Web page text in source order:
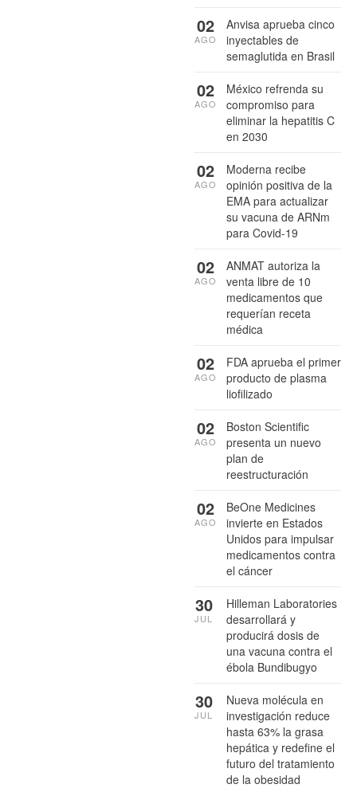
Anvisa aprueba cinco
inyectables de
semaglutida en Brasil
02
AGO
México refrenda su
compromiso para
eliminar la hepatitis C
en 2030
02
AGO
Moderna recibe
opinión positiva de la
EMA para actualizar
su vacuna de ARNm
para Covid-19
02
AGO
ANMAT autoriza la
venta libre de 10
medicamentos que
requerían receta
médica
02
AGO
FDA aprueba el primer
producto de plasma
liofilizado
02
AGO
Boston Scientific
presenta un nuevo
plan de
reestructuración
02
AGO
BeOne Medicines
invierte en Estados
Unidos para impulsar
medicamentos contra
el cáncer
02
AGO
Hilleman Laboratories
desarrollará y
producirá dosis de
una vacuna contra el
ébola Bundibugyo
30
JUL
Nueva molécula en
investigación reduce
hasta 63% la grasa
hepática y redefine el
futuro del tratamiento
de la obesidad
30
JUL